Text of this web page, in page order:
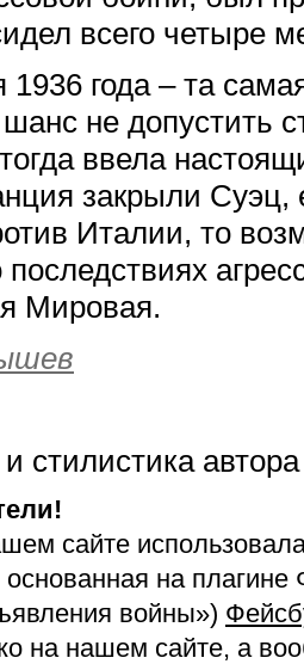
всего четыре
года – та
не допустить
ввела
закрыли Суэц,
Италии, то
Мировая.
стилистика
сайте
на
войны»)
на нашем сайте, а